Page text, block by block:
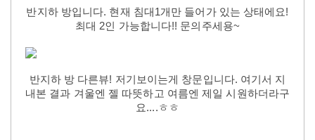
반지하 방입니다. 현재 침대1개만 들어가 있는 상태에요!
최대 2인 가능합니다!! 문의주세용~
반지하 방 다른뷰! 저기보이는게 창문입니다. 여기서 지
내본 결과 겨울엔 젤 따뜻하고 여름엔 제일 시원하더라구
요....ㅎㅎ